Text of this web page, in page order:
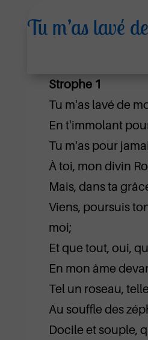
Tu m’as lavé
Strophe 1
Tu m'as lavé de
En t'immolant
Tu m'as pour
À toi, mon divin
Mais, dans ta
Viens, poursuis
moi;
Et que tout, oui,
En mon âme
Tel un roseau,
Au souffle des
Docile et souple,